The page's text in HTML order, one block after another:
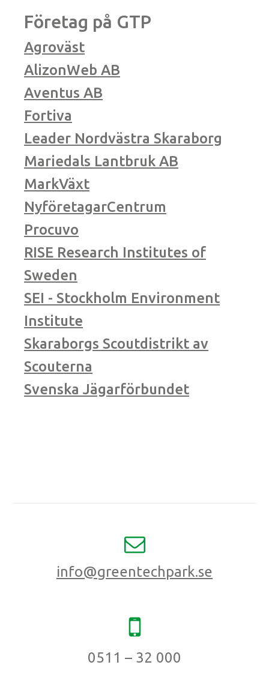
Företag på GTP
Agroväst
AlizonWeb AB
Aventus AB
Fortiva
Leader Nordvästra Skaraborg
Mariedals Lantbruk AB
MarkVäxt
NyföretagarCentrum
Procuvo
RISE Research Institutes of
Sweden
SEI - Stockholm Environment
Institute
Skaraborgs Scoutdistrikt av
Scouterna
Svenska Jägarförbundet
info@greentechpark.se
0511 – 32 000